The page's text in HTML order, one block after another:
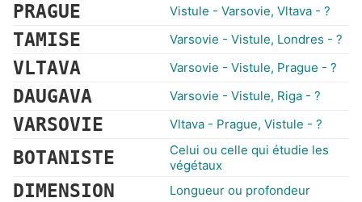
PRAGUE Vistule - Varsovie, Vltava - ?
TAMISE Varsovie - Vistule, Londres - ?
VLTAVA Varsovie - Vistule, Prague - ?
DAUGAVA Varsovie - Vistule, Riga - ?
VARSOVIE Vltava - Prague, Vistule - ?
BOTANISTE
Celui ou celle qui étudie les
végétaux
DIMENSION Longueur ou profondeur